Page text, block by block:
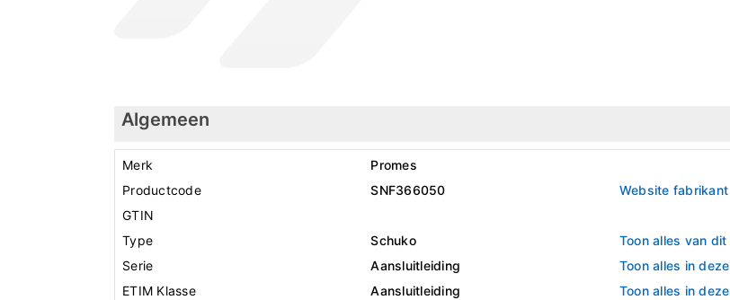
Algemeen
Merk
Promes
Productcode
SNF366050
Website fabrikant
GTIN
Type
Schuko
Toon alles van
Serie
Aansluitleiding
Toon alles in
ETIM Klasse
Aansluitleiding
Toon alles in